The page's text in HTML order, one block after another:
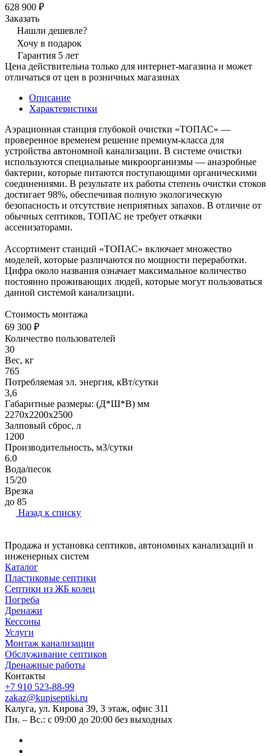
628 900 ₽
Заказать
Нашли дешевле?
Хочу в подарок
Гарантия 5 лет
Цена действительна только для интернет-магазина и может
отличаться от цен в розничных магазинах
Описание
Характеристики
Аэрационная станция глубокой очистки «ТОПАС» —
проверенное временем решение премиум-класса для
устройства автономной канализации. В системе очистки
используются специальные микроорганизмы — анаэробные
бактерии, которые питаются поступающими органическими
соединениями. В результате их работы степень очистки стоков
достигает 98%, обеспечивая полную экологическую
безопасность и отсутствие неприятных запахов. В отличие от
обычных септиков, ТОПАС не требует откачки
ассенизаторами.
Ассортимент станций «ТОПАС» включает множество
моделей, которые различаются по мощности переработки.
Цифра около названия означает максимальное количество
постоянно проживающих людей, которые могут пользоваться
данной системой канализации.
Стоимость монтажа
69 300 ₽
Количество пользователей
30
Вес, кг
765
Потребляемая эл. энергия, кВт/сутки
3,6
Габаритные размеры: (Д*Ш*В) мм
2270х2200х2500
Залповый сброс, л
1200
Производительность, м3/сутки
6.0
Вода/песок
15/20
Врезка
до 85
Назад к списку
Продажа и установка септиков, автономных канализаций и
инженерных систем
Каталог
Пластиковые септики
Септики из ЖБ колец
Погреба
Дренажи
Кессоны
Услуги
Монтаж канализации
Обслуживание септиков
Дренажные работы
Контакты
+7 910 523-88-99
zakaz@kupiseptiki.ru
Калуга, ул. Кирова 39, 3 этаж, офис 311
Пн. – Вс.: с 09:00 до 20:00 без выходных